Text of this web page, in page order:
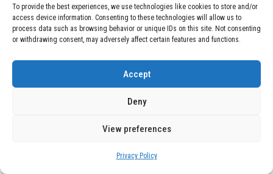
To provide the best experiences, we use technologies like cookies to store and/or
access device information. Consenting to these technologies will allow us to
process data such as browsing behavior or unique IDs on this site. Not consenting
or withdrawing consent, may adversely affect certain features and functions.
Accept
Deny
View preferences
Privacy Policy
02 TECNOLOGÍA February 9, 2026
Motor de 800 W, rango de 45 km y
ruedas todo terreno: este scooter cuesta
solo 300 euros y representa una
adquisición impresionante
December 24, 2025
Geolocalizadas, Obligatorias a Partir de